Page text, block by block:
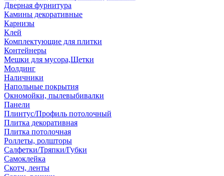
Дверная фурнитура
Камины декоративные
Карнизы
Клей
Комплектующие для плитки
Контейнеры
Мешки для мусора,Щетки
Молдинг
Наличники
Напольные покрытия
Окномойки, пылевыбивалки
Панели
Плинтус/Профиль потолочный
Плитка декоративная
Плитка потолочная
Роллеты, ролшторы
Салфетки/Тряпки/Губки
Самоклейка
Скотч, ленты